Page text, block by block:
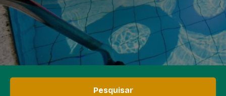
Pesquisar